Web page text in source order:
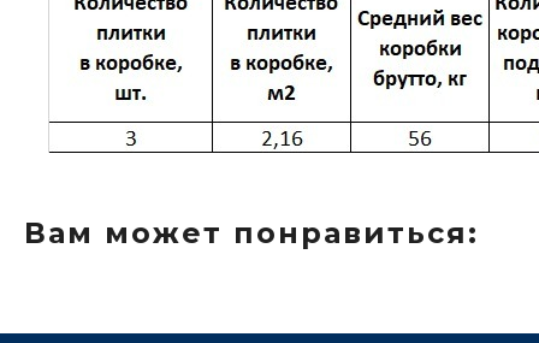
Вам может понравиться:
Политикой конфиденциальности
ОТПРАВИТЬ